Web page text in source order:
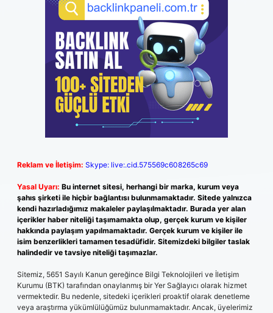
Reklam ve İletişim: Skype: live:.cid.575569c608265c69
Yasal Uyarı: Bu internet sitesi, herhangi bir marka, kurum veya
şahıs şirketi ile hiçbir bağlantısı bulunmamaktadır. Sitede yalnızca
kendi hazırladığımız makaleler paylaşılmaktadır. Burada yer alan
içerikler haber niteliği taşımamakta olup, gerçek kurum ve kişiler
hakkında paylaşım yapılmamaktadır. Gerçek kurum ve kişiler ile
isim benzerlikleri tamamen tesadüfidir. Sitemizdeki bilgiler taslak
halindedir ve tavsiye niteliği taşımazlar.
Sitemiz, 5651 Sayılı Kanun gereğince Bilgi Teknolojileri ve İletişim
Kurumu (BTK) tarafından onaylanmış bir Yer Sağlayıcı olarak hizmet
vermektedir. Bu nedenle, sitedeki içerikleri proaktif olarak denetleme
veya araştırma yükümlülüğümüz bulunmamaktadır. Ancak, üyelerimiz